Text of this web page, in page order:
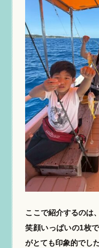
ここで紹介するのは
笑顔いっぱいの1枚
がとても印象的でした